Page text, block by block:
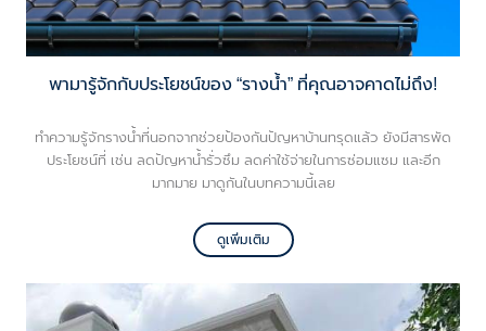
พามารู้จักกับประโยชน์ของ “รางน้ำ” ที่คุณอาจคาดไม่ถึง!
ทำความรู้จักรางน้ำที่นอกจากช่วยป้องกันปัญหาบ้านทรุดแล้ว ยังมีสารพัด
ประโยชน์ที่ เช่น ลดปัญหาน้ำรั่วซึม ลดค่าใช้จ่ายในการซ่อมแซม และอีก
มากมาย มาดูกันในบทความนี้เลย
ดูเพิ่มเติม